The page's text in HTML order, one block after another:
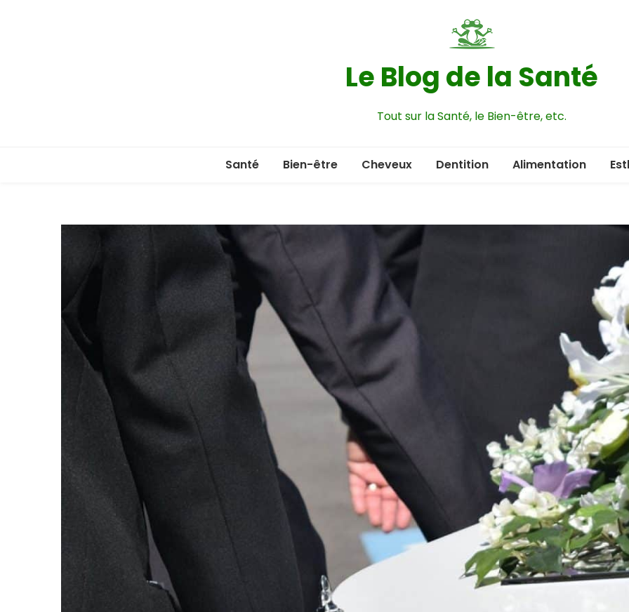
Le Blog de la Santé
Tout sur la Santé, le Bien-être, etc.
Santé Bien-être Cheveux Dentition Alimentation